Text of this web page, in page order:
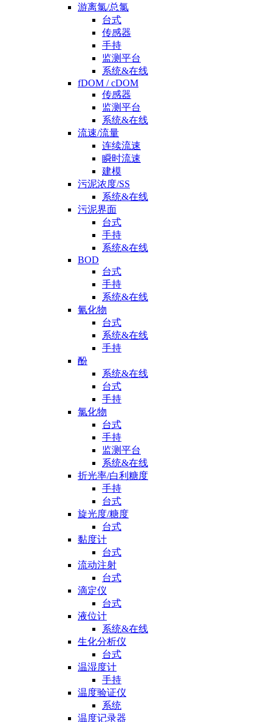
游离氯/总氯
台式
传感器
手持
监测平台
系统&在线
fDOM / cDOM
传感器
监测平台
系统&在线
流速/流量
连续流速
瞬时流速
建模
污泥浓度/SS
系统&在线
污泥界面
台式
手持
系统&在线
BOD
台式
手持
系统&在线
氰化物
台式
系统&在线
手持
酚
系统&在线
台式
手持
氯化物
台式
手持
监测平台
系统&在线
折光率/白利糖度
手持
台式
旋光度/糖度
台式
黏度计
台式
流动注射
台式
滴定仪
台式
液位计
系统&在线
生化分析仪
台式
温湿度计
手持
温度验证仪
系统
温度记录器